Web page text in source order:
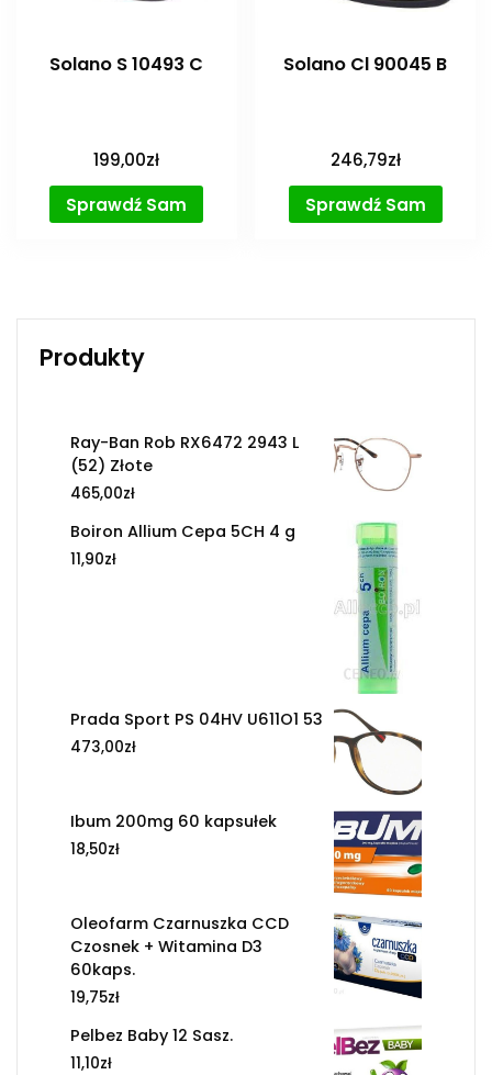
Solano S 10493 C
199,00zł
Sprawdź Sam
Solano Cl 90045 B
246,79zł
Sprawdź Sam
Produkty
Ray-Ban Rob RX6472 2943 L
(52) Złote
465,00zł
Boiron Allium Cepa 5CH 4 g
11,90zł
Prada Sport PS 04HV U611O1 53
473,00zł
Ibum 200mg 60 kapsułek
18,50zł
Oleofarm Czarnuszka CCD
Czosnek + Witamina D3
60kaps.
19,75zł
Pelbez Baby 12 Sasz.
11,10zł